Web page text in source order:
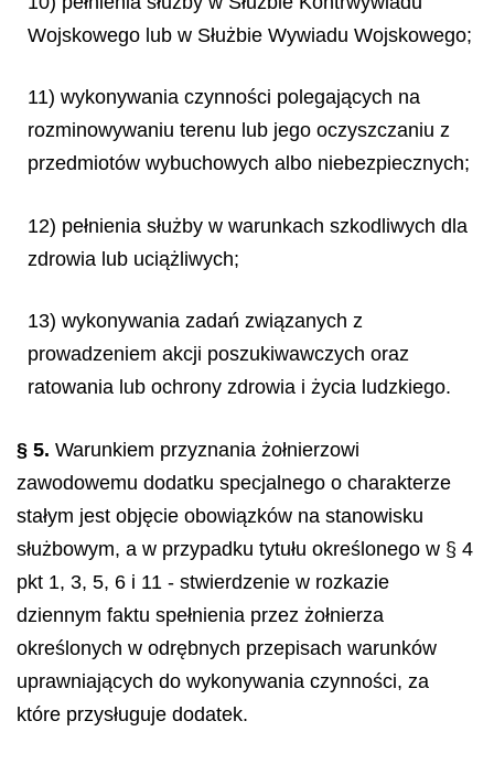
Wojskowego lub w Służbie Wywiadu Wojskowego;
11) wykonywania czynności polegających na
rozminowywaniu terenu lub jego oczyszczaniu z
przedmiotów wybuchowych albo niebezpiecznych;
12) pełnienia służby w warunkach szkodliwych dla
zdrowia lub uciążliwych;
13) wykonywania zadań związanych z
prowadzeniem akcji poszukiwawczych oraz
ratowania lub ochrony zdrowia i życia ludzkiego.
§ 5. Warunkiem przyznania żołnierzowi
zawodowemu dodatku specjalnego o charakterze
stałym jest objęcie obowiązków na stanowisku
służbowym, a w przypadku tytułu określonego w § 4
pkt 1, 3, 5, 6 i 11 - stwierdzenie w rozkazie
dziennym faktu spełnienia przez żołnierza
określonych w odrębnych przepisach warunków
uprawniających do wykonywania czynności, za
które przysługuje dodatek.